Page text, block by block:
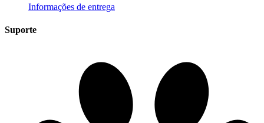
Informações de entrega
Suporte